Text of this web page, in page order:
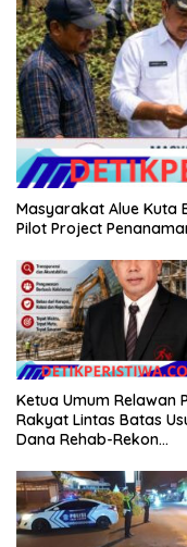
Masyarakat Alue Kuta
Pilot Project
Ketua Umum Relawan
Rakyat Lintas Batas
Dana Rehab-Rekon
Dikelola Langsung
Pemerintah Pusat